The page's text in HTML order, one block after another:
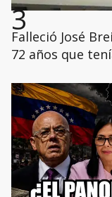
3
Falleció José
72 años que